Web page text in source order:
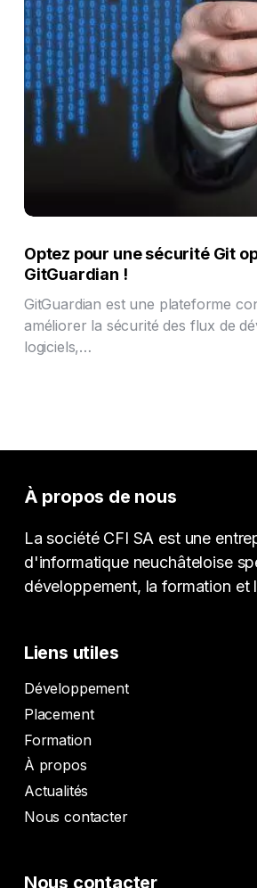
Optez pour une sécurité Git
GitGuardian !
GitGuardian est une plateforme
améliorer la sécurité des flux de
logiciels,…
À propos de nous
La société CFI SA est une
d'informatique neuchâteloise
développement, la formation et
Liens utiles
Développement
Placement
Formation
À propos
Actualités
Nous contacter
Nous contacter